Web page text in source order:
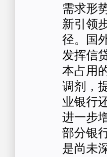
需求形
新引领
径。国
发挥信
本占用
调剂，
业银行
进一步
部分银
是尚未